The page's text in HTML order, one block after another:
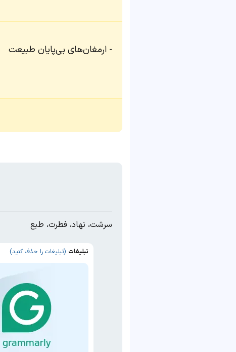
ارمغان‌های بی‌پایان طبیعت
سرشت، نهاد، فطرت، طبع
تبلیغات (تبلیغات را حذف کنید)